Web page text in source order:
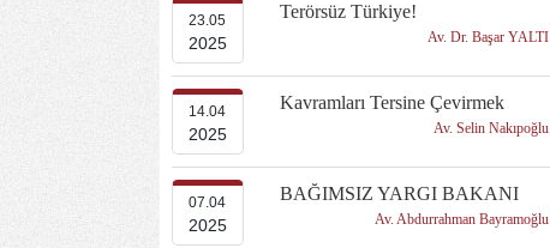
23.05
2025
Terörsüz Türkiye!
Av. Dr. Başar YALTI
14.04
2025
Kavramları Tersine Çevirmek
Av. Selin Nakıpoğlu
07.04
2025
BAĞIMSIZ YARGI BAKANI
Av. Abdurrahman Bayramoğlu